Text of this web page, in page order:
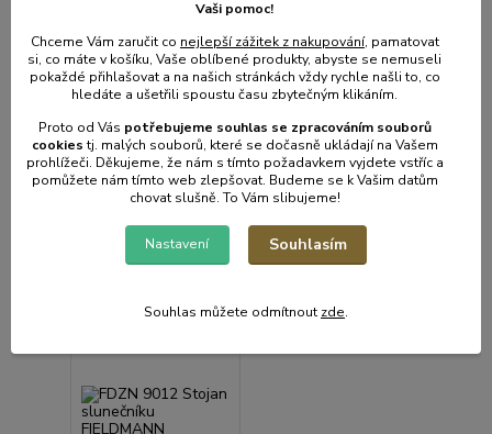
2 499 Kč
2 065 Kč
bez
DPH
Skladem e-shop,
odešleme do 2-3
prac.dnů
Přidat do košíku
Slunečník d 105cm, na
balkon, mix barev
207 Kč ks
171 Kčbez
DPH
Není skladem
Detail
Vaši pomoc!
Chceme Vám zaručit co nejlepší zážitek z nakupování, pamatovat
si, co máte v košíku, Vaše oblíbené produkty, abyste se nemuseli
pokaždé přihlašovat a na našich stránkách vždy rychle našli to, co
hledáte a ušetřili spoustu času zbytečným klikáním.
Proto od Vás potřebujeme souhlas se zpracováním souborů
cookiestj. malých souborů, které se dočasně ukládají na Vašem
prohlížeči. Děkujeme, že nám s tímto požadavkem vyjdete vstříc a
pomůžete nám tímto web zlepšovat. Budeme se k Vašim datům
chovat slušně. To Vám slibujeme!
Nastavení Souhlasím
Souhlas můžete odmítnout zde.